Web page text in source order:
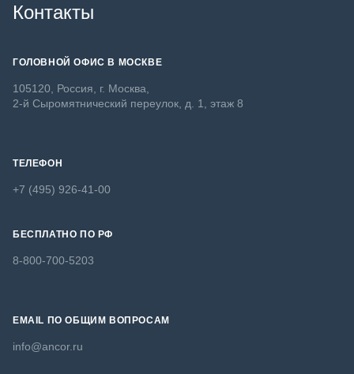
Контакты
ГОЛОВНОЙ ОФИС В МОСКВЕ
105120, Россия, г. Москва,
2-й Сыромятнический переулок, д. 1, этаж 8
ТЕЛЕФОН
+7 (495) 926-41-00
БЕСПЛАТНО ПО РФ
8-800-700-5203
EMAIL ПО ОБЩИМ ВОПРОСАМ
info@ancor.ru